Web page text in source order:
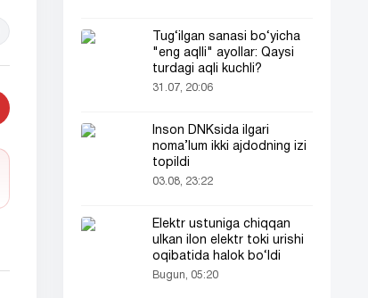
Tug‘ilgan sanasi bo‘yicha
"eng aqlli" ayollar: Qaysi
turdagi aqli kuchli?
31.07, 20:06
Inson DNKsida ilgari
noma’lum ikki ajdodning izi
topildi
03.08, 23:22
Elektr ustuniga chiqqan
ulkan ilon elektr toki urishi
oqibatida halok bo‘ldi
Bugun, 05:20